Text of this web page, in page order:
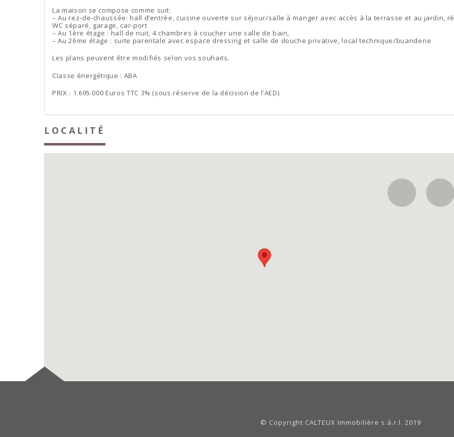
La maison se compose comme suit:
– Au rez-de-chaussée: hall d’entrée, cuisine ouverte sur séjour/salle à manger avec accès à la terrasse et au jardin,
WC séparé, garage, car-port
– Au 1ère étage : hall de nuit, 4 chambres à coucher une salle de bain,
– Au 2ème étage : suite parentale avec espace dressing et salle de douche privative, local technique/buanderie
Les plans peuvent être modifiés selon vos souhaits.
Classe énergétique : ABA
PRIX : 1.695.000 Euros TTC 3% (sous réserve de la décision de l’AED)
LOCALITÉ
© Copyright CALTEUX Immobilière s.à.r.l. 2019